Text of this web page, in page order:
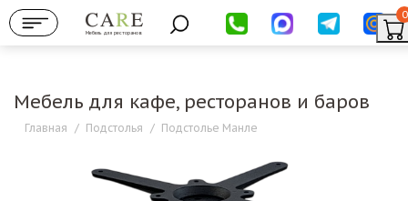
Мебель для ресторанов
0
Мебель для кафе, ресторанов и баров
Главная / Подстолья / Подстолье Манле